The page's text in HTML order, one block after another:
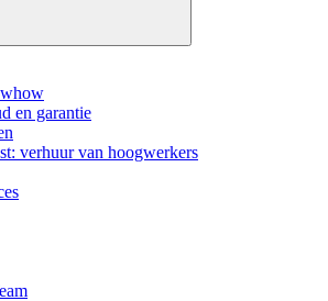
en garantie
verhuur van hoogwerkers